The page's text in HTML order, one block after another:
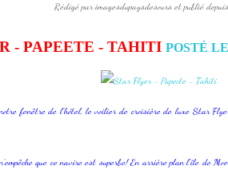
Rédigé par imagesdupaysdesours et publié
- PAPEETE - TAHITI POSTÉ
fenêtre de l'hôtel, le voilier de croisière de luxe Star
que ce navire est superbe! En arrière plan l'île de